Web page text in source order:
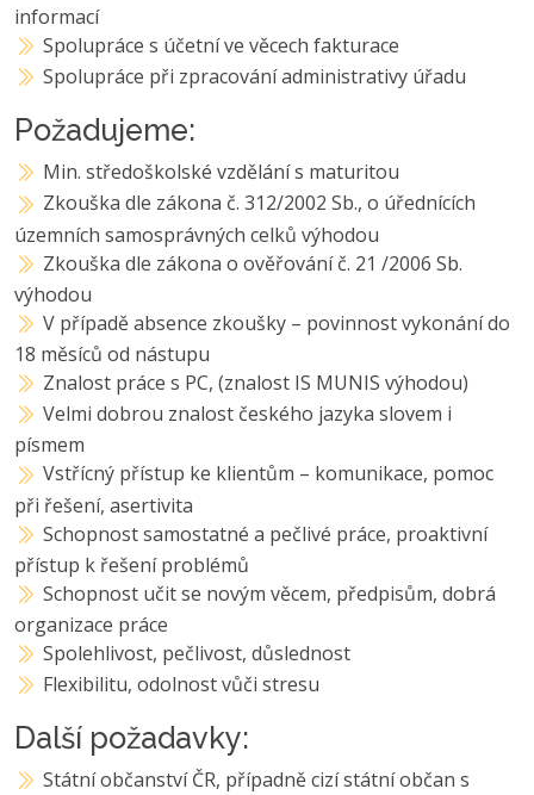
informací
Spolupráce s účetní ve věcech fakturace
Spolupráce při zpracování administrativy úřadu
Požadujeme:
Min. středoškolské vzdělání s maturitou
Zkouška dle zákona č. 312/2002 Sb., o úřednících
územních samosprávných celků výhodou
Zkouška dle zákona o ověřování č. 21 /2006 Sb.
výhodou
V případě absence zkoušky – povinnost vykonání do
18 měsíců od nástupu
Znalost práce s PC, (znalost IS MUNIS výhodou)
Velmi dobrou znalost českého jazyka slovem i
písmem
Vstřícný přístup ke klientům – komunikace, pomoc
při řešení, asertivita
Schopnost samostatné a pečlivé práce, proaktivní
přístup k řešení problémů
Schopnost učit se novým věcem, předpisům, dobrá
organizace práce
Spolehlivost, pečlivost, důslednost
Flexibilitu, odolnost vůči stresu
Další požadavky:
Státní občanství ČR, případně cizí státní občan s